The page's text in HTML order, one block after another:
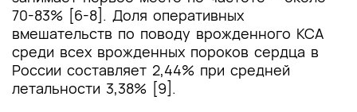
70-83% [6-8]. Доля оперативных
вмешательств по поводу врожденного КСА
среди всех врожденных пороков сердца в
России составляет 2,44% при средней
летальности 3,38% [9].